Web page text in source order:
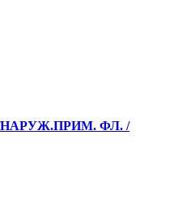
НАРУЖ.ПРИМ. ФЛ. /